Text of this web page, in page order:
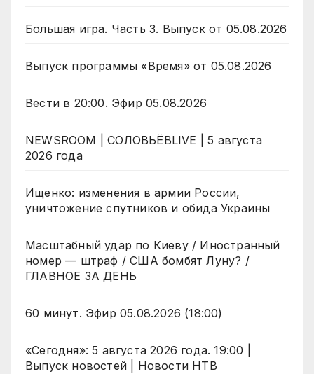
Большая игра. Часть 3. Выпуск от 05.08.2026
Выпуск программы «Время» от 05.08.2026
Вести в 20:00. Эфир 05.08.2026
NEWSROOM | СОЛОВЬЁВLIVE | 5 августа
2026 года
Ищенко: изменения в армии России,
уничтожение спутников и обида Украины
Масштабный удар по Киеву / Иностранный
номер — штраф / США бомбят Луну? /
ГЛАВНОЕ ЗА ДЕНЬ
60 минут. Эфир 05.08.2026 (18:00)
«Сегодня»: 5 августа 2026 года. 19:00 |
Выпуск новостей | Новости НТВ